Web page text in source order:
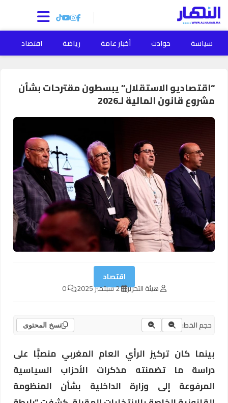
سياسة حوادث أخبار عامة رياضة اقتصاد
“اقتصاديو الاستقلال” يبسطون مقترحات بشأن
مشروع قانون المالية لـ2026
اقتصاد
هيئة التحرير 2 سبتمبر 2025 0
حجم الخط: نسخ المحتوى
بينما كان تركيز الرأي العام المغربي منصبًّا على
دراسة ما تضمنته مذكرات الأحزاب السياسية
المرفوعة إلى وزارة الداخلية بشأن المنظومة